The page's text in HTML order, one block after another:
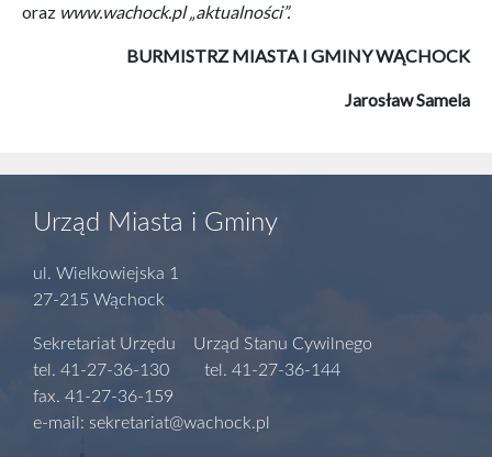
oraz www.wachock.pl „aktualności”.
BURMISTRZ MIASTA I GMINY WĄCHOCK
Jarosław Samela
Urząd Miasta i Gminy
ul. Wielkowiejska 1
27-215 Wąchock
Sekretariat Urzędu Urząd Stanu Cywilnego
tel. 41-27-36-130 tel. 41-27-36-144
fax. 41-27-36-159
e-mail: sekretariat@wachock.pl